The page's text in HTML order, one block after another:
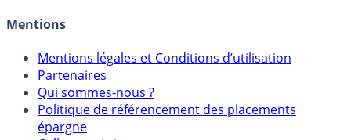
Mentions
Mentions légales et Conditions d’utilisation
Partenaires
Qui sommes-nous ?
Politique de référencement des placements
épargne